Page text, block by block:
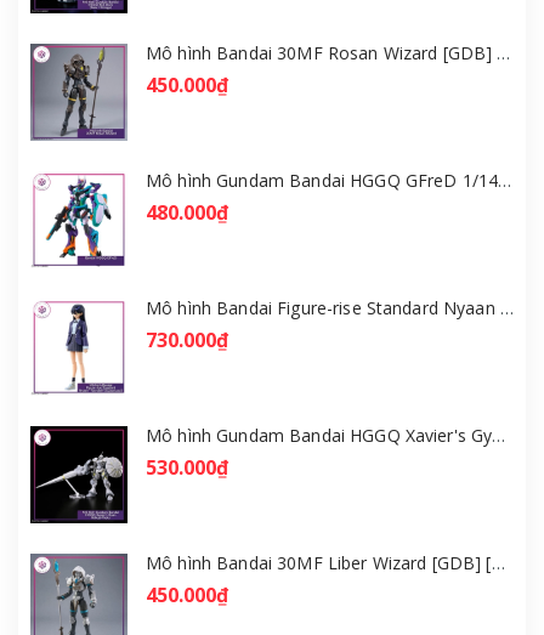
Mô hình Bandai 30MF Rosan Wizard [GDB] [30MF]
450.000₫
Mô hình Gundam Bandai HGGQ GFreD 1/144 [GDB] [BHG]
480.000₫
Mô hình Bandai Figure-rise Standard Nyaan - Gundam GQuuuuuuX [GDB] [FRS]
730.000₫
Mô hình Gundam Bandai HGGQ Xavier's Gyan Hakuji-Packs 1/144 [GDB] [BHG]
530.000₫
Mô hình Bandai 30MF Liber Wizard [GDB] [30MF]
450.000₫